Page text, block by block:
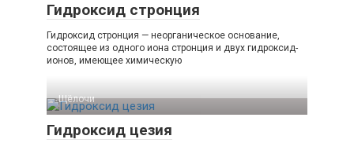
Гидроксид стронция
Гидроксид стронция — неорганическое основание,
состоящее из одного иона стронция и двух гидроксид-
ионов, имеющее химическую
Щёлочи
Гидроксид цезия